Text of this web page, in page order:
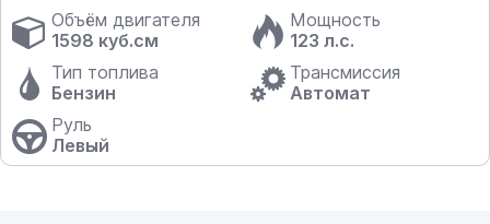
Объём двигателя
1598 куб.см
Мощность
123 л.с.
Тип топлива
Бензин
Трансмиссия
Автомат
Руль
Левый